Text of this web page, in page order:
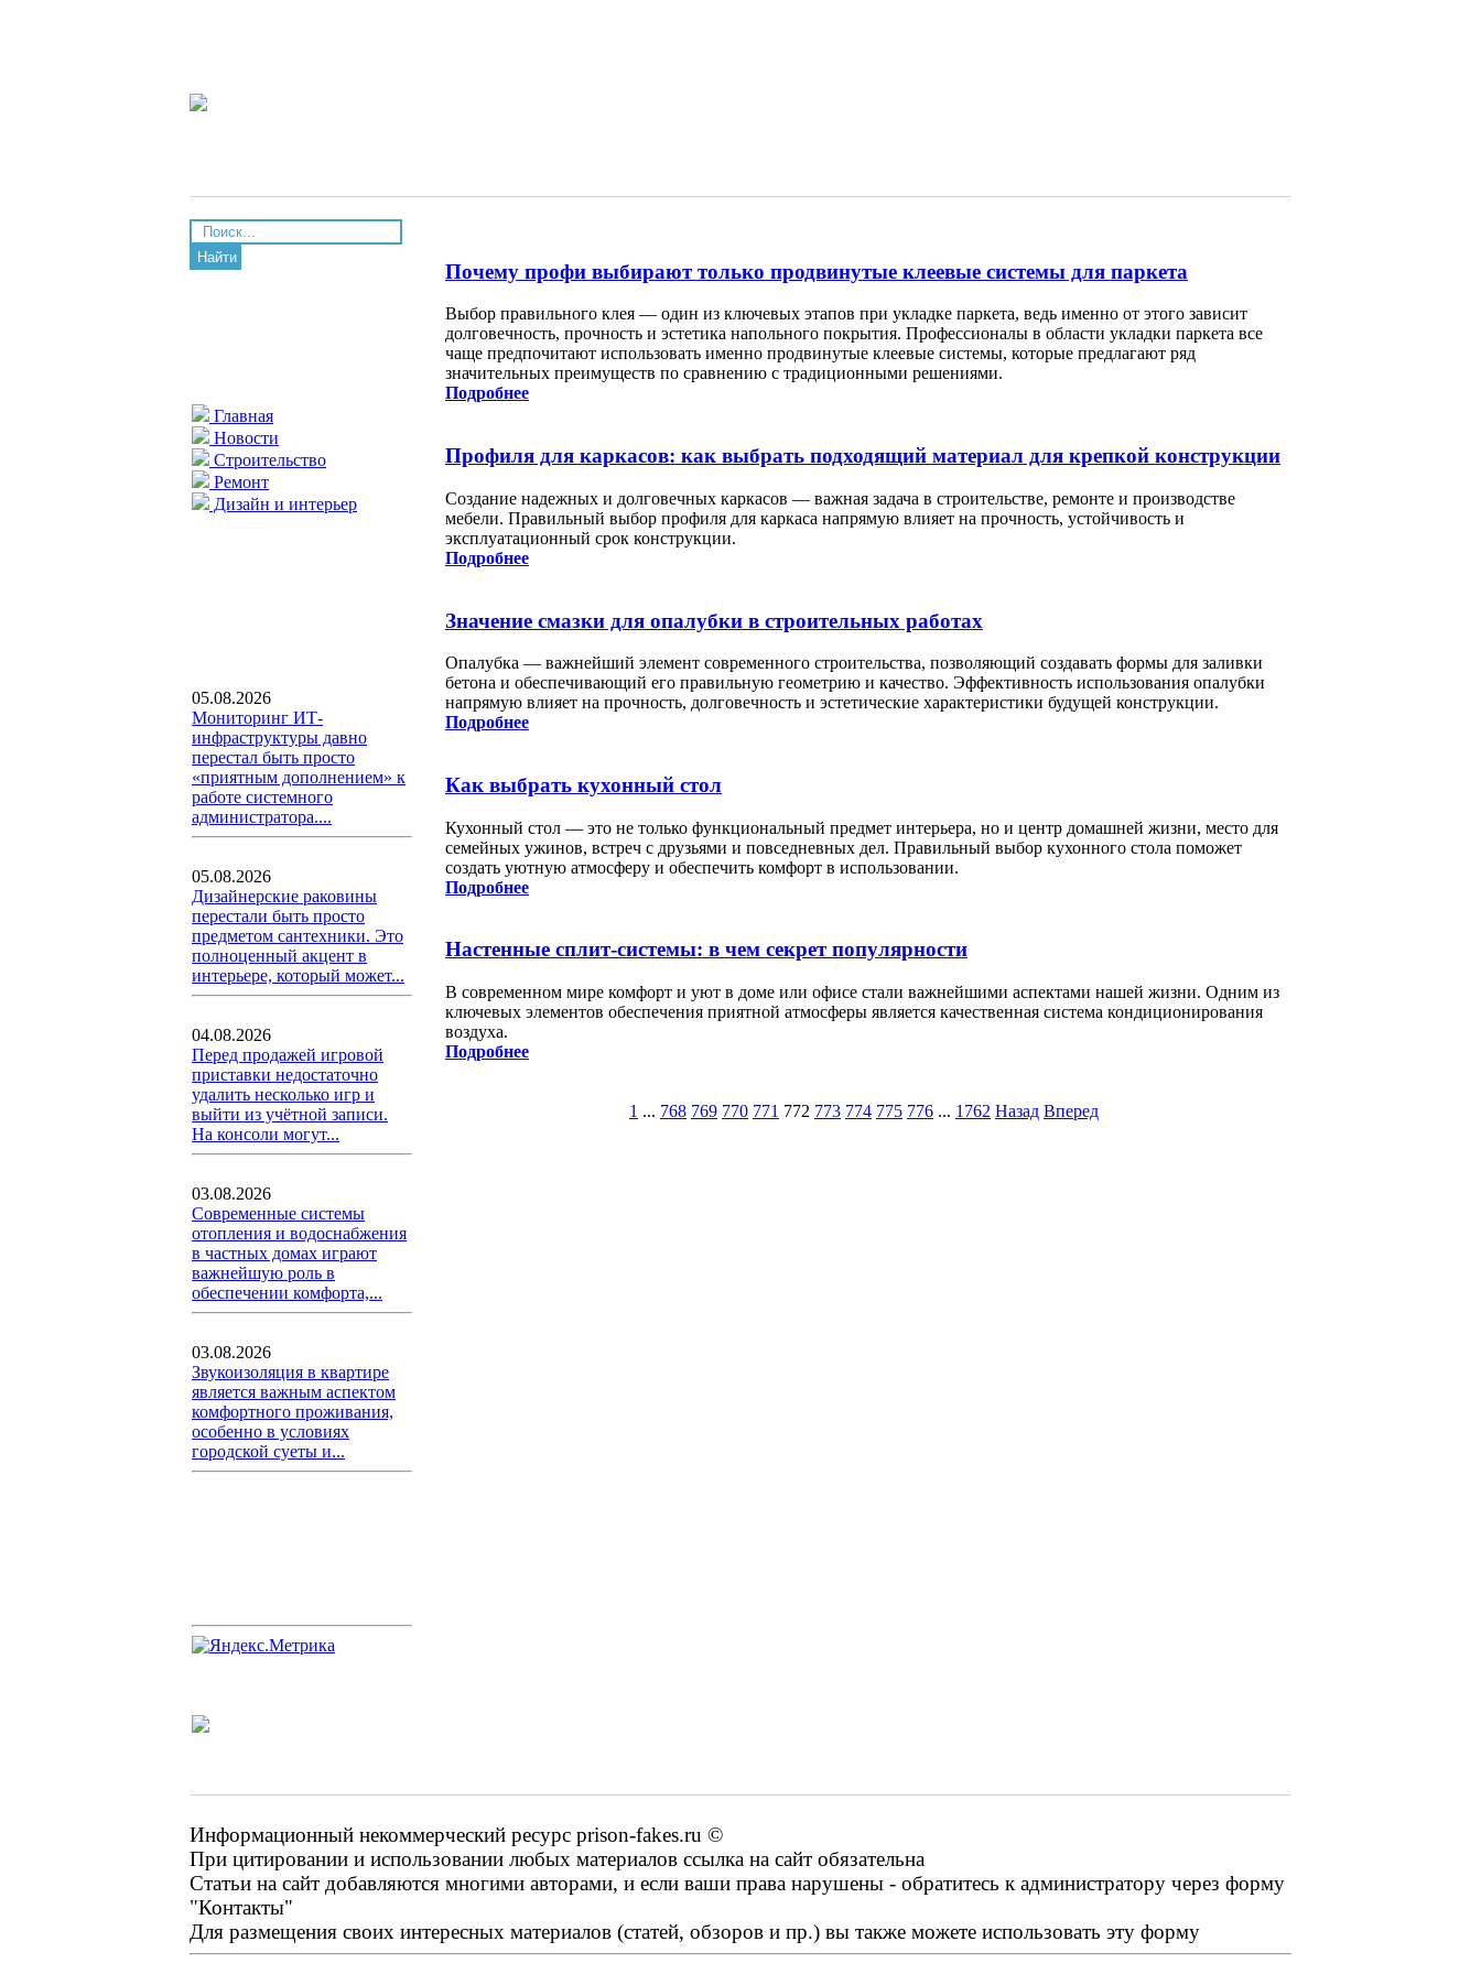
Найти
Главная
Новости
Строительство
Ремонт
Дизайн и интерьер
05.08.2026
Мониторинг ИТ-
инфраструктуры давно
перестал быть просто
«приятным дополнением» к
работе системного
администратора....
05.08.2026
Дизайнерские раковины
перестали быть просто
предметом сантехники. Это
полноценный акцент в
интерьере, который может...
04.08.2026
Перед продажей игровой
приставки недостаточно
удалить несколько игр и
выйти из учётной записи.
На консоли могут...
03.08.2026
Современные системы
отопления и водоснабжения
в частных домах играют
важнейшую роль в
обеспечении комфорта,...
03.08.2026
Звукоизоляция в квартире
является важным аспектом
комфортного проживания,
особенно в условиях
городской суеты и...
Почему профи выбирают только продвинутые клеевые системы для паркета
Выбор правильного клея — один из ключевых этапов при укладке паркета, ведь именно от этого зависит
долговечность, прочность и эстетика напольного покрытия. Профессионалы в области укладки паркета все
чаще предпочитают использовать именно продвинутые клеевые системы, которые предлагают ряд
значительных преимуществ по сравнению с традиционными решениями.
Подробнее
Профиля для каркасов: как выбрать подходящий материал для крепкой конструкции
Создание надежных и долговечных каркасов — важная задача в строительстве, ремонте и производстве
мебели. Правильный выбор профиля для каркаса напрямую влияет на прочность, устойчивость и
эксплуатационный срок конструкции.
Подробнее
Значение смазки для опалубки в строительных работах
Опалубка — важнейший элемент современного строительства, позволяющий создавать формы для заливки
бетона и обеспечивающий его правильную геометрию и качество. Эффективность использования опалубки
напрямую влияет на прочность, долговечность и эстетические характеристики будущей конструкции.
Подробнее
Как выбрать кухонный стол
Кухонный стол — это не только функциональный предмет интерьера, но и центр домашней жизни, место для
семейных ужинов, встреч с друзьями и повседневных дел. Правильный выбор кухонного стола поможет
создать уютную атмосферу и обеспечить комфорт в использовании.
Подробнее
Настенные сплит-системы: в чем секрет популярности
В современном мире комфорт и уют в доме или офисе стали важнейшими аспектами нашей жизни. Одним из
ключевых элементов обеспечения приятной атмосферы является качественная система кондиционирования
воздуха.
Подробнее
1 ... 768 769 770 771 772 773 774 775 776 ... 1762 Назад Вперед
Информационный некоммерческий ресурс prison-fakes.ru ©
При цитировании и использовании любых материалов ссылка на сайт обязательна
Статьи на сайт добавляются многими авторами, и если ваши права нарушены - обратитесь к администратору через форму
"Контакты"
Для размещения своих интересных материалов (статей, обзоров и пр.) вы также можете использовать эту форму